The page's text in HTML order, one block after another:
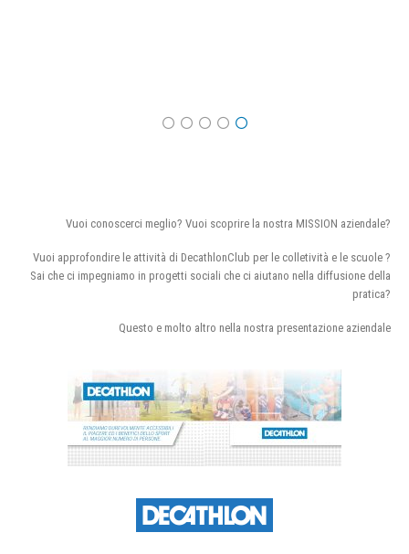
Vuoi conoscerci meglio? Vuoi scoprire la nostra MISSION aziendale?
Vuoi approfondire le attività di DecathlonClub per le colletività e le scuole ?
Sai che ci impegniamo in progetti sociali che ci aiutano nella diffusione della
pratica?
Questo e molto altro nella nostra presentazione aziendale